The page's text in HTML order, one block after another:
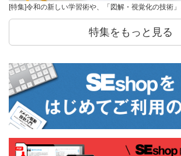
[特集]令和の新しい学習術や、「図解・視覚化の技術
特集をもっと見る